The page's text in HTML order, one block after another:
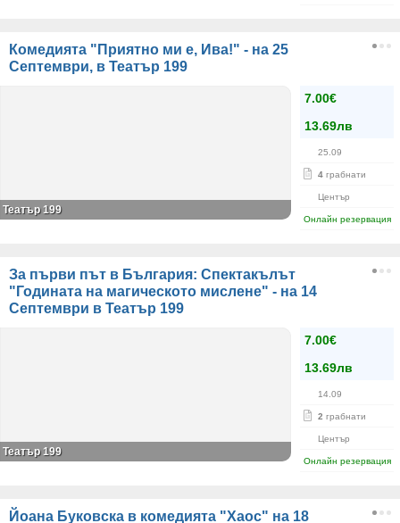
Комедията "Приятно ми е, Ива!" - на 25
Септември, в Театър 199
7.00€
13.69лв
25.09
4 грабнати
Център
Онлайн резервация
Театър 199
За първи път в България: Спектакълът
"Годината на магическото мислене" - на 14
Септември в Театър 199
7.00€
13.69лв
14.09
2 грабнати
Център
Онлайн резервация
Театър 199
Йоана Буковска в комедията "Хаос" на 18